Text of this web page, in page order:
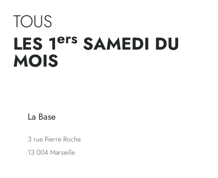
TOUS
LES 1ersSAMEDI DU
MOIS
La Base
3 rue Pierre Roche
13 004 Marseille